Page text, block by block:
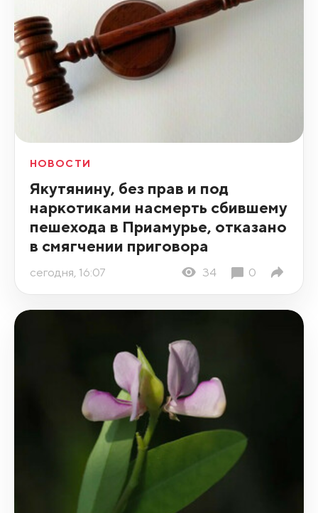
НОВОСТИ
Якутянину, без прав и под
наркотиками насмерть сбившему
пешехода в Приамурье, отказано
в смягчении приговора
сегодня, 16:07 34 0